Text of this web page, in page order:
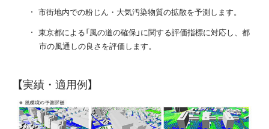
市街地内での粉じん・大気汚染物質の拡散を予測します。
東京都による「風の道の確保」に関する評価指標に対応し、都
市の風通しの良さを評価します。
【実績・適用例】